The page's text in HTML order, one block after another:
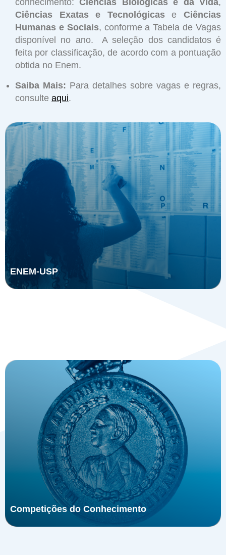
conhecimento:Ciências Biológicas e da Vida,
Ciências Exatas e TecnológicaseCiências
Humanas e Sociais, conforme a Tabela de Vagas
disponível no ano. A seleção dos candidatos é
feita por classificação, de acordo com a pontuação
obtida no Enem.
Saiba Mais: Para detalhes sobre vagas e regras,
consulte aqui.
ENEM-USP
Competições do Conhecimento